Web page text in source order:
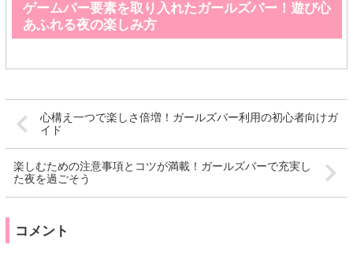
ゲームバー要素を取り入れたガールズバー！遊び心
あふれる夜の楽しみ方
心構え一つで楽しさ倍増！ガールズバー利用の初心者向けガ
イド
楽しむための注意事項とコツが満載！ガールズバーで充実し
た夜を過ごそう
コメント